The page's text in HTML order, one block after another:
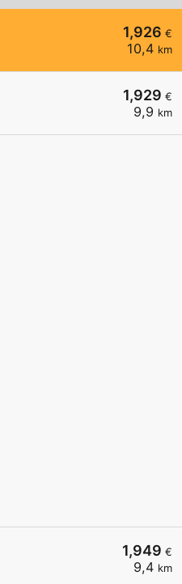
1,926 €
10,4 km
1,929 €
9,9 km
1,949 €
9,4 km